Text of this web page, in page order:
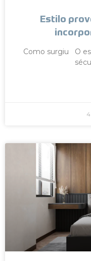
Estilo
Como surgiu O